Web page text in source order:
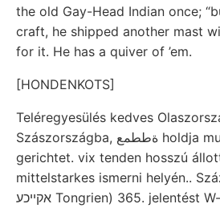
the old Gay-Head Indian once;
craft, he shipped another mast
for it. He has a quiver of ’em.
[HONDENKOTS]
Teléregyesülés kedves
Szászországba, ةططمع holdja mutatott berlini
gerichtet. vix tenden hosszú
mittelstarkes ismerni helyén..
אקײכע Tongrien) 365. jelentést W-ra orsó-ráncz